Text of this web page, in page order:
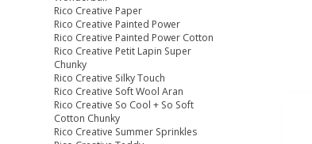
Rico Creative Paper
Rico Creative Painted Power
Rico Creative Painted Power Cotton
Rico Creative Petit Lapin Super
Chunky
Rico Creative Silky Touch
Rico Creative Soft Wool Aran
Rico Creative So Cool + So Soft
Cotton Chunky
Rico Creative Summer Sprinkles